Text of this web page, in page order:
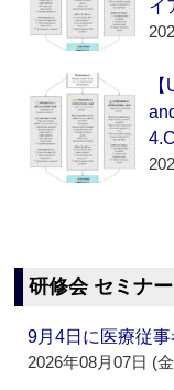
イ
研修会 セミナ
9月4日に医療従
2026年08月07日 (